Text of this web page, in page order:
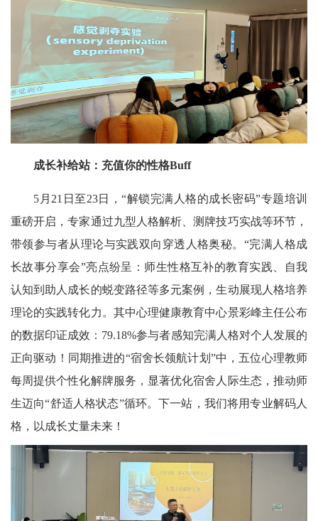
成长补给站：充值你的性格Buff
5月21日至23日，“解锁完满人格的成长密码”专题培训
重磅开启，专家通过九型人格解析、测牌技巧实战等环节，
带领参与者从理论与实践双向穿透人格奥秘。“完满人格成
长故事分享会”亮点纷呈：师生性格互补的教育实践、自我
认知到助人成长的蜕变路径等多元案例，生动展现人格培养
理论的实践转化力。其中心理健康教育中心景彩峰主任公布
的数据印证成效：79.18%参与者感知完满人格对个人发展的
正向驱动！同期推进的“宿舍长领航计划”中，五位心理教师
每周提供个性化解牌服务，显著优化宿舍人际生态，推动师
生迈向“舒适人格状态”循环。下一站，我们将用专业解码人
格，以成长丈量未来！